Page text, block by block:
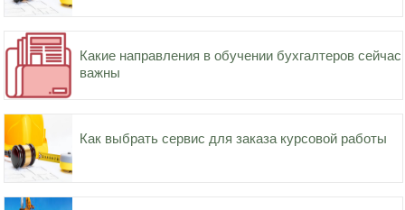
Какие направления в обучении бухгалтеров сейчас
важны
Как выбрать сервис для заказа курсовой работы